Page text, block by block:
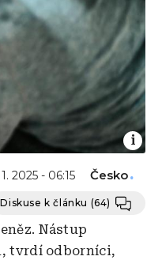
2025 - 06:15 Česko
Diskuse k článku (64)
Nástup
tvrdí odborníci,